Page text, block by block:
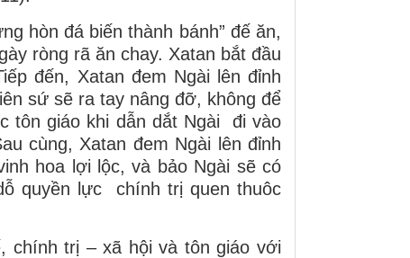
hòn đá biến thành bánh” đế ăn,
ròng rã ăn chay. Xatan bắt đầu
đến, Xatan đem Ngài lên đỉnh
sứ sẽ ra tay nâng đỡ, không để
tôn giáo khi dẫn dắt Ngài đi vào
cùng, Xatan đem Ngài lên đỉnh
hoa lợi lộc, và bảo Ngài sẽ có
quyền lực chính trị quen thuôc
chính trị – xã hội và tôn giáo với